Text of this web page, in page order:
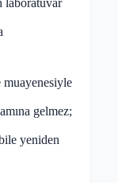
laboratuvar
muayenesiyle
gelmez;
yeniden